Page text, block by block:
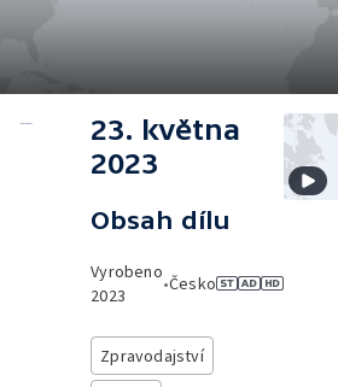
23. května
2023
Obsah dílu
Vyrobeno
2023
•Česko
Zpravodajství